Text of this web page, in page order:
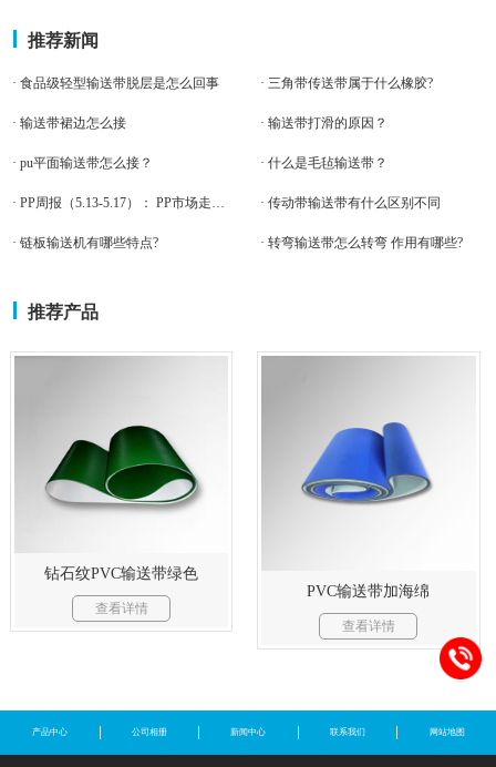
推荐新闻
· 食品级轻型输送带脱层是怎么回事 · 三角带传送带属于什么橡胶?
· 输送带裙边怎么接 · 输送带打滑的原因？
· pu平面输送带怎么接？ · 什么是毛毡输送带？
· PP周报（5.13-5.17）： PP市场走势疲软 · 传动带输送带有什么区别不同
· 链板输送机有哪些特点? · 转弯输送带怎么转弯 作用有哪些?
推荐产品
钻石纹PVC输送带绿色
查看详情
PVC输送带加海绵
查看详情
产品中心 公司相册 新闻中心 联系我们 网站地图